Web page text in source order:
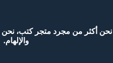
نحن أكثر من مجرد متجر كتب، نحن
والإلهام.